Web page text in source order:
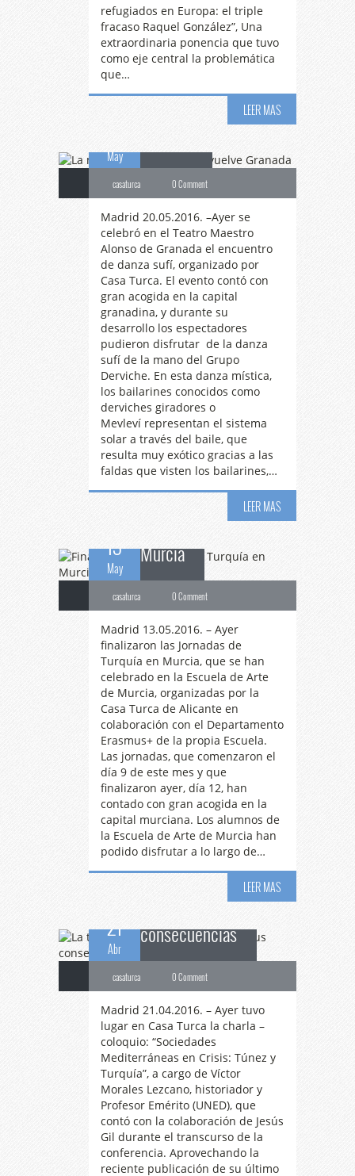
refugiados en Europa: el triple
fracaso Raquel González”, Una
extraordinaria ponencia que tuvo
como eje central la problemática
que…
LEER MAS
May
Lamúsica y danza
casaturca 0 Comment
Madrid 20.05.2016. –Ayer se
celebró en el Teatro Maestro
Alonso de Granada el encuentro
de danza sufí, organizado por
Casa Turca. El evento contó con
gran acogida en la capital
granadina, y durante su
desarrollo los espectadores
pudieron disfrutar de la danza
sufí de la mano del Grupo
Derviche. En esta danza mística,
los bailarines conocidos como
derviches giradores o
Mevleví representan el sistema
solar a través del baile, que
resulta muy exótico gracias a las
faldas que visten los bailarines,…
LEER MAS
13
May
Finalizanlas
Jornadas de Turquía en
Murcia
casaturca 0 Comment
Madrid 13.05.2016. – Ayer
finalizaron las Jornadas de
Turquía en Murcia, que se han
celebrado en la Escuela de Arte
de Murcia, organizadas por la
Casa Turca de Alicante en
colaboración con el Departamento
Erasmus+ de la propia Escuela.
Las jornadas, que comenzaron el
día 9 de este mes y que
finalizaron ayer, día 12, han
contado con gran acogida en la
capital murciana. Los alumnos de
la Escuela de Arte de Murcia han
podido disfrutar a lo largo de…
LEER MAS
21
Abr
Latransición en
Oriente Medio y sus
consecuencias
casaturca 0 Comment
Madrid 21.04.2016. – Ayer tuvo
lugar en Casa Turca la charla –
coloquio: “Sociedades
Mediterráneas en Crisis: Túnez y
Turquía”, a cargo de Víctor
Morales Lezcano, historiador y
Profesor Emérito (UNED), que
contó con la colaboración de Jesús
Gil durante el transcurso de la
conferencia. Aprovechando la
reciente publicación de su último